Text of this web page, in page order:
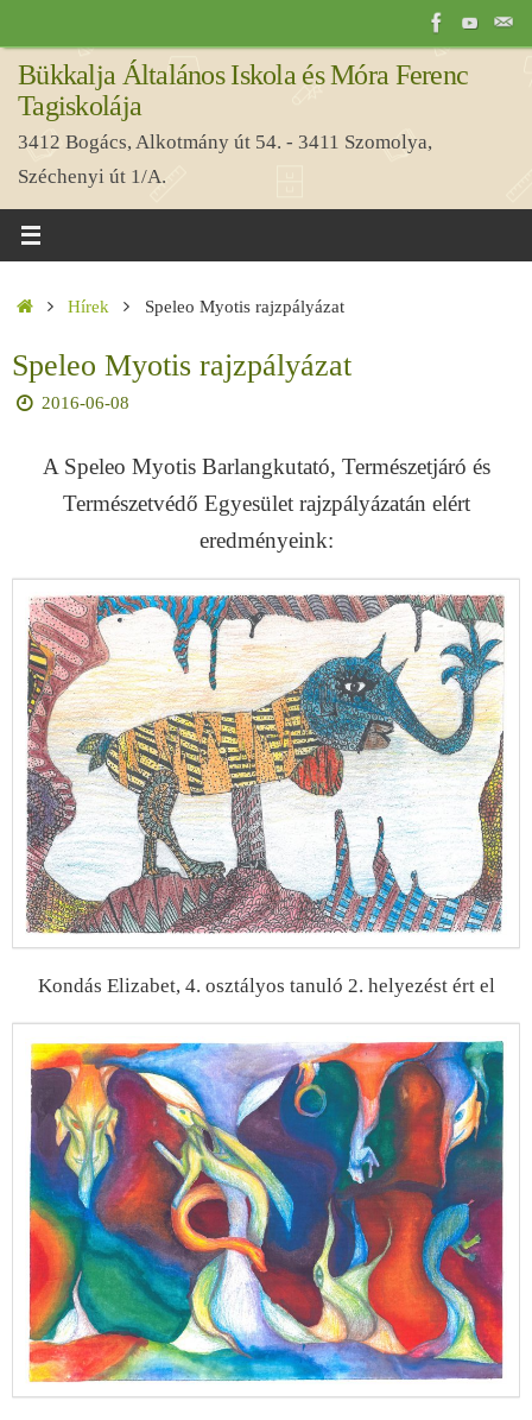
a
tartalomra
Bükkalja Általános Iskola és Móra Ferenc
Tagiskolája
3412 Bogács, Alkotmány út 54. - 3411 Szomolya,
Széchenyi út 1/A.
HomeHírek Speleo Myotis rajzpályázat
Speleo Myotis rajzpályázat
2016-06-08
A Speleo Myotis Barlangkutató, Természetjáró és
Természetvédő Egyesület rajzpályázatán elért
eredményeink:
Kondás Elizabet, 4. osztályos tanuló 2. helyezést ért el